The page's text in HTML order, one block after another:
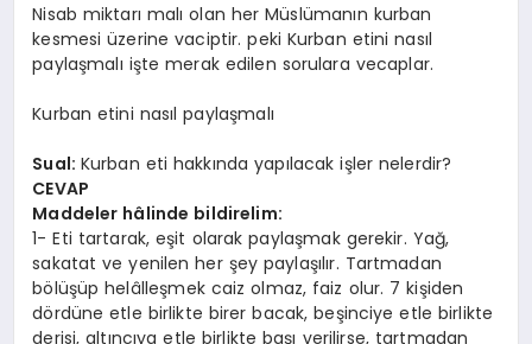
Nisab miktarı malı olan her Müslümanın kurban
kesmesi üzerine vaciptir. peki Kurban etini nasıl
paylaşmalı işte merak edilen sorulara vecaplar.
Kurban etini nasıl paylaşmalı
Sual: Kurban eti hakkında yapılacak işler nelerdir?
CEVAP
Maddeler hâlinde bildirelim:
1- Eti tartarak, eşit olarak paylaşmak gerekir. Yağ,
sakatat ve yenilen her şey paylaşılır. Tartmadan
bölüşüp helâlleşmek caiz olmaz, faiz olur. 7 kişiden
dördüne etle birlikte birer bacak, beşinciye etle birlikte
derisi, altıncıya etle birlikte başı verilirse, tartmadan